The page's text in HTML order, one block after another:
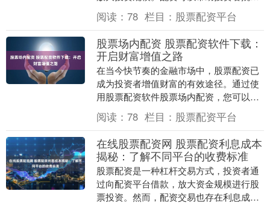
更多资金，提升投资收益，但同时也会带
来一定的风险。 ....
阅读： 78 栏目： 股票配资平台
股票场内配资 股票配资软件下载：
开启财富增值之路
在当今快节奏的金融市场中，股票配资已
成为投资者增值财富的有效途径。通过使
用股票配资软件股票场内配资，您可以轻
松地放大您的投资，从而获得更高的潜在
回报。 股米配资....
阅读： 78 栏目： 股票配资平台
在线股票配资网 股票配资利息成本
揭秘：了解不同平台的收费标准
股票配资是一种杠杆交易方式，投资者通
过向配资平台借款，放大资金规模进行股
票投资。然而，配资交易也存在利息成本